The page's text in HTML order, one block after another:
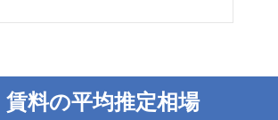
料の平均推定相場